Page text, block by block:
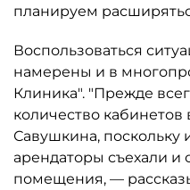
планируем
Воспользоваться
намерены и в
Клиника". "Прежде
количество
Савушкина, поскольку
арендаторы съехали
помещения, —